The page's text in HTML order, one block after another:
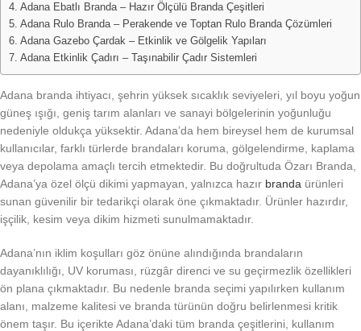
Adana Ebatlı Branda – Hazır Ölçülü Branda Çeşitleri
Adana Rulo Branda – Perakende ve Toptan Rulo Branda Çözümleri
Adana Gazebo Çardak – Etkinlik ve Gölgelik Yapıları
Adana Etkinlik Çadırı – Taşınabilir Çadır Sistemleri
Adana branda ihtiyacı, şehrin yüksek sıcaklık seviyeleri, yıl boyu yoğun
güneş ışığı, geniş tarım alanları ve sanayi bölgelerinin yoğunluğu
nedeniyle oldukça yüksektir. Adana’da hem bireysel hem de kurumsal
kullanıcılar, farklı türlerde brandaları koruma, gölgelendirme, kaplama
veya depolama amaçlı tercih etmektedir. Bu doğrultuda Özarı Branda,
Adana’ya özel ölçü dikimi yapmayan, yalnızca hazır branda ürünleri
sunan güvenilir bir tedarikçi olarak öne çıkmaktadır. Ürünler hazırdır,
işçilik, kesim veya dikim hizmeti sunulmamaktadır.
Adana’nın iklim koşulları göz önüne alındığında brandaların
dayanıklılığı, UV koruması, rüzgâr direnci ve su geçirmezlik özellikleri
ön plana çıkmaktadır. Bu nedenle branda seçimi yapılırken kullanım
alanı, malzeme kalitesi ve branda türünün doğru belirlenmesi kritik
önem taşır. Bu içerikte Adana’daki tüm branda çeşitlerini, kullanım